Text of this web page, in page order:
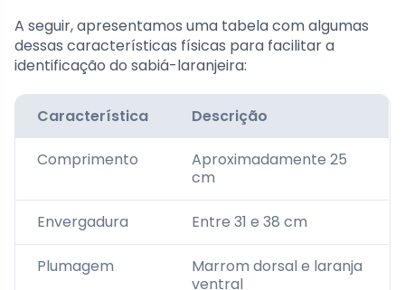
A seguir, apresentamos uma tabela com algumas
dessas características físicas para facilitar a
identificação do sabiá-laranjeira:
Característica Descrição
Comprimento
Aproximadamente 25
cm
Envergadura Entre 31 e 38 cm
Plumagem
Marrom dorsal e laranja
ventral